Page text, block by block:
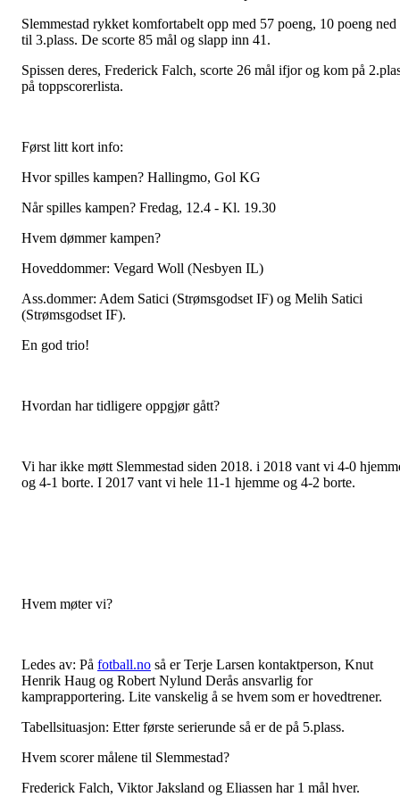
Slemmestad rykket komfortabelt opp med 57 poeng, 10 poeng ned
til 3.plass. De scorte 85 mål og slapp inn 41.
Spissen deres, Frederick Falch, scorte 26 mål ifjor og kom på
på toppscorerlista.
Først litt kort info:
Hvor spilles kampen? Hallingmo, Gol KG
Når spilles kampen? Fredag, 12.4 - Kl. 19.30
Hvem dømmer kampen?
Hoveddommer: Vegard Woll (Nesbyen IL)
Ass.dommer: Adem Satici (Strømsgodset IF) og Melih Satici
(Strømsgodset IF).
En god trio!
Hvordan har tidligere oppgjør gått?
Vi har ikke møtt Slemmestad siden 2018. i 2018 vant vi 4-0
og 4-1 borte. I 2017 vant vi hele 11-1 hjemme og 4-2 borte.
Hvem møter vi?
Ledes av: På fotball.no så er Terje Larsen kontaktperson, Knut
Henrik Haug og Robert Nylund Derås ansvarlig for
kamprapportering. Lite vanskelig å se hvem som er hovedtrener.
Tabellsituasjon: Etter første serierunde så er de på 5.plass.
Hvem scorer målene til Slemmestad?
Frederick Falch, Viktor Jaksland og Eliassen har 1 mål hver.